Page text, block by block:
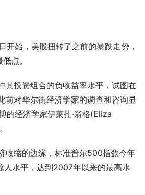
始，美股扭转了之前的暴跌走势，
点。
其投资组合的负收益率水平，试图在
前对华尔街经济学家的调查和咨询显
的经济学家伊莱扎·翁格(Eliza
收缩的边缘，标准普尔500指数今年
人水平，达到2007年以来的最高水